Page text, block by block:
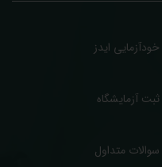
خودآزمایی ایدز
ثبت آزمایشگاه
سوالات متداول